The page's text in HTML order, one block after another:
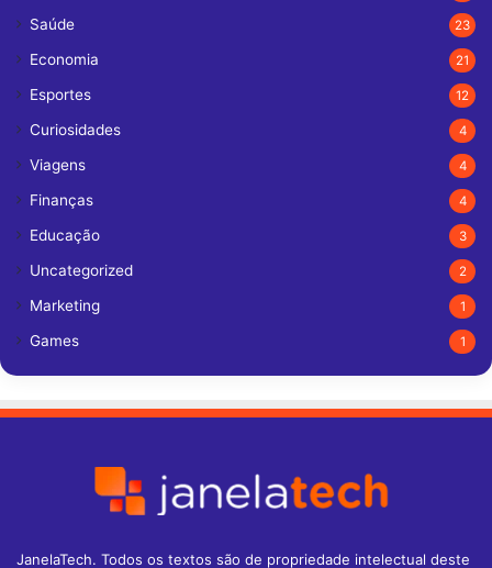
Saúde 23
Economia 21
Esportes 12
Curiosidades 4
Viagens 4
Finanças 4
Educação 3
Uncategorized 2
Marketing 1
Games 1
JanelaTech. Todos os textos são de propriedade intelectual deste